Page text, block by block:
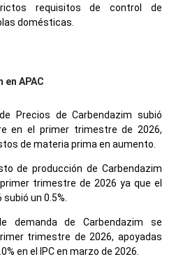
requisitos de control de
domésticas.
APAC
Precios de Carbendazim subió
en el primer trimestre de 2026,
de materia prima en aumento.
de producción de Carbendazim
trimestre de 2026 ya que el
un 0.5%.
demanda de Carbendazim se
trimestre de 2026, apoyadas
en el IPC en marzo de 2026.